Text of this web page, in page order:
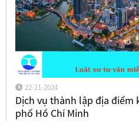
22-11-2024
Dịch vụ thành lập địa điểm
phố Hồ Chí Minh